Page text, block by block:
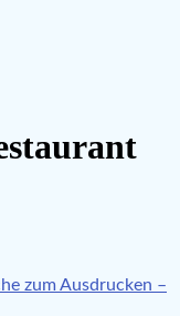
zum Ausdrucken –